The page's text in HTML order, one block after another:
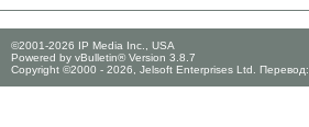
©2001-2026 IP Media Inc., USA
Powered by vBulletin® Version 3.8.7
Copyright ©2000 - 2026, Jelsoft Enterprises Ltd. Перевод: